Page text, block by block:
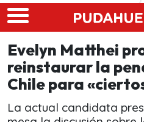
Skip to main content
Evelyn Matthei
reinstaurar la
Chile para
La actual candidata